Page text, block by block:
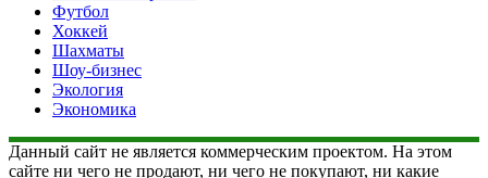
Футбол
Хоккей
Шахматы
Шоу-бизнес
Экология
Экономика
Данный сайт не является коммерческим проектом. На этом
сайте ни чего не продают, ни чего не покупают, ни какие